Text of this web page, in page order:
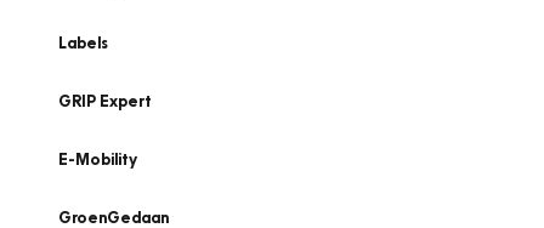
Labels
GRIP Expert
E-Mobility
GroenGedaan